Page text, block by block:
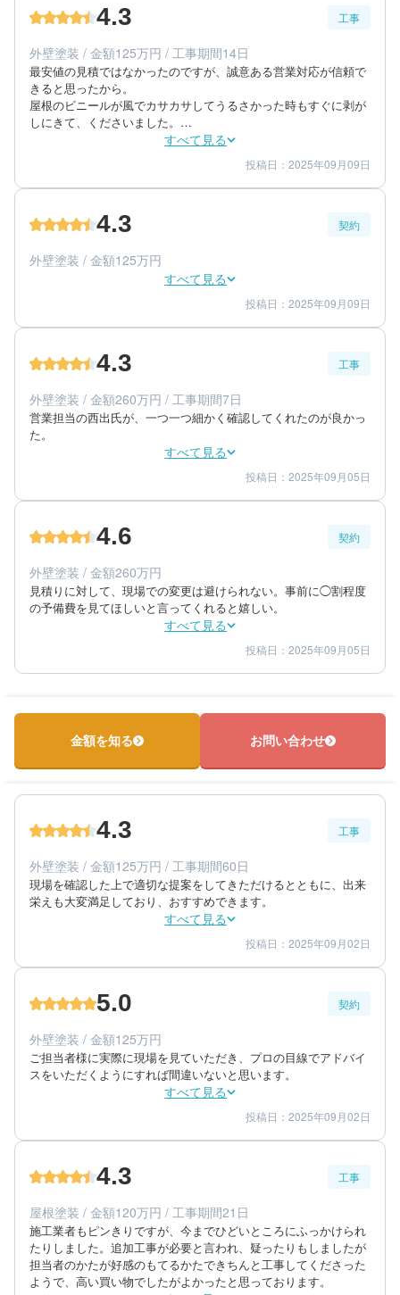
40代/男性/一戸建て
築年数：15年
4.3 工事
外壁塗装 / 金額125万円 / 工事期間14日
最安値の見積ではなかったのですが、誠意ある営業対応が信頼で
きると思ったから。
屋根のビニールが風でカサカサしてうるさかった時もすぐに剥が
しにきて、くださいました。
しばらくして少し剥げた箇所があったのですが、すぐに対応して
友人にも勧めて施工しましたがとても満足してくださいました。
すべて見る
仕上がり 3
満足度 5
50代/女性/一戸建て
築年数：16年
投稿日：2025年09月09日
4.3 契約
外壁塗装 / 金額125万円
すべて見る
金額感 5
担当者 3
50代/女性/一戸建て
築年数：16年
投稿日：2025年09月09日
4.3 工事
外壁塗装 / 金額260万円 / 工事期間7日
営業担当の西出氏が、一つ一つ細かく確認してくれたのが良かっ
た。
すべて見る
仕上がり 4
満足度 5
50代/男性/一棟アパート
築年数：20年
投稿日：2025年09月05日
4.6 契約
外壁塗装 / 金額260万円
見積りに対して、現場での変更は避けられない。事前に◯割程度
の予備費を見てほしいと言ってくれると嬉しい。
すべて見る
金額感 5
担当者 4
50代/男性/一棟アパート
築年数：20年
投稿日：2025年09月05日
金額を知る お問い合わせ
4.3 工事
外壁塗装 / 金額125万円 / 工事期間60日
現場を確認した上で適切な提案をしてきただけるとともに、出来
栄えも大変満足しており、おすすめできます。
すべて見る
仕上がり 3
満足度 5
60代/男性/一戸建て
築年数：40年
投稿日：2025年09月02日
5.0 契約
外壁塗装 / 金額125万円
ご担当者様に実際に現場を見ていただき、プロの目線でアドバイ
スをいただくようにすれば間違いないと思います。
すべて見る
金額感 5
担当者 5
60代/男性/一戸建て
築年数：40年
投稿日：2025年09月02日
4.3 工事
屋根塗装 / 金額120万円 / 工事期間21日
施工業者もピンきりですが、今までひどいところにふっかけられ
たりしました。追加工事が必要と言われ、疑ったりもしましたが
担当者のかたが好感のもてるかたできちんと工事してくださった
ようで、高い買い物でしたがよかったと思っております。